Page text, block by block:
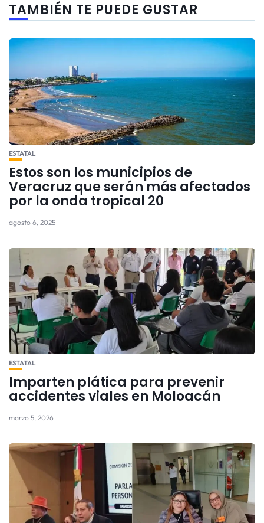
TAMBIÉN TE PUEDE GUSTAR
ESTATAL
Estos son los municipios de
Veracruz que serán más afectados
por la onda tropical 20
agosto 6, 2025
ESTATAL
Imparten plática para prevenir
accidentes viales en Moloacán
marzo 5, 2026